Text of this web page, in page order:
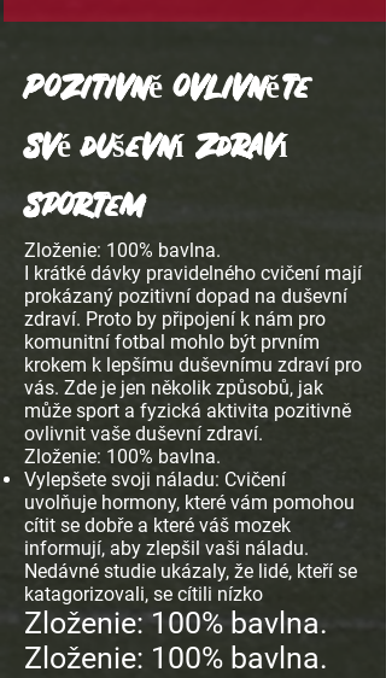
Pozitivně ovlivněte
své duševní zdraví
sportem
Zloženie: 100% bavlna.
I krátké dávky pravidelného cvičení mají
prokázaný pozitivní dopad na duševní
zdraví. Proto by připojení k nám pro
komunitní fotbal mohlo být prvním
krokem k lepšímu duševnímu zdraví pro
vás. Zde je jen několik způsobů, jak
může sport a fyzická aktivita pozitivně
ovlivnit vaše duševní zdraví.
Zloženie: 100% bavlna.
Vylepšete svoji náladu: Cvičení
uvolňuje hormony, které vám pomohou
cítit se dobře a které váš mozek
informují, aby zlepšil vaši náladu.
Nedávné studie ukázaly, že lidé, kteří se
katagorizovali, se cítili nízko
Zloženie: 100% bavlna.
Zloženie: 100% bavlna.